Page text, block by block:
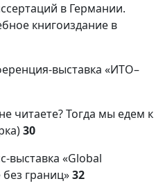
в Германии.
книгоиздание в
выставка «ИТО–
читаете? Тогда мы едем к
30
выставка «Global
границ»32